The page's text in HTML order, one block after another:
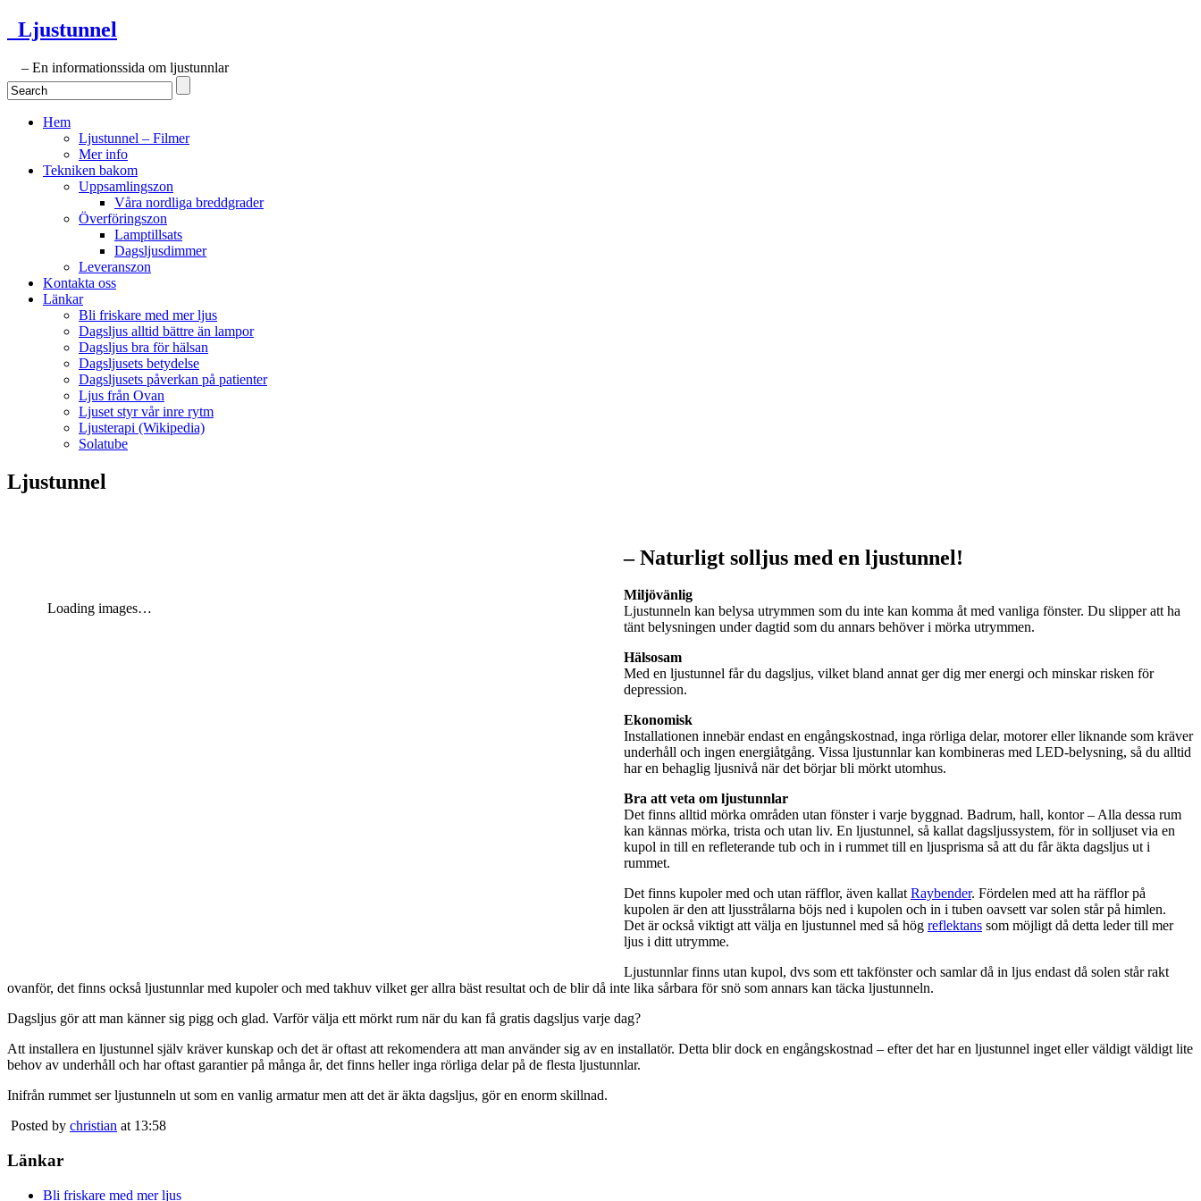
Ljustunnel
– En informationssida om ljustunnlar
Hem
Ljustunnel – Filmer
Mer info
Tekniken bakom
Uppsamlingszon
Våra nordliga breddgrader
Överföringszon
Lamptillsats
Dagsljusdimmer
Leveranszon
Kontakta oss
Länkar
Bli friskare med mer ljus
Dagsljus alltid bättre än lampor
Dagsljus bra för hälsan
Dagsljusets betydelse
Dagsljusets påverkan på patienter
Ljus från Ovan
Ljuset styr vår inre rytm
Ljusterapi (Wikipedia)
Solatube
Ljustunnel
Loading images…
– Naturligt solljus med en ljustunnel!
Miljövänlig
Ljustunneln kan belysa utrymmen som du inte kan komma åt med vanliga fönster. Du slipper att ha
tänt belysningen under dagtid som du annars behöver i mörka utrymmen.
Hälsosam
Med en ljustunnel får du dagsljus, vilket bland annat ger dig mer energi och minskar risken för
depression.
Ekonomisk
Installationen innebär endast en engångskostnad, inga rörliga delar, motorer eller liknande som kräver
underhåll och ingen energiåtgång. Vissa ljustunnlar kan kombineras med LED-belysning, så du alltid
har en behaglig ljusnivå när det börjar bli mörkt utomhus.
Bra att veta om ljustunnlar
Det finns alltid mörka områden utan fönster i varje byggnad. Badrum, hall, kontor – Alla dessa rum
kan kännas mörka, trista och utan liv. En ljustunnel, så kallat dagsljussystem, för in solljuset via en
kupol in till en refleterande tub och in i rummet till en ljusprisma så att du får äkta dagsljus ut i
rummet.
Det finns kupoler med och utan räfflor, även kallatRaybender. Fördelen med att ha räfflor på
kupolen är den att ljusstrålarna böjs ned i kupolen och in i tuben oavsett var solen står på himlen.
Det är också viktigt att välja en ljustunnel med så hög reflektans som möjligt då detta leder till mer
ljus i ditt utrymme.
Ljustunnlar finns utan kupol, dvs som ett takfönster och samlar då in ljus endast då solen står rakt
ovanför, det finns också ljustunnlar med kupoler och med takhuv vilket ger allra bäst resultat och de blir då inte lika sårbara för snö som annars kan täcka ljustunneln.
Dagsljus gör att man känner sig pigg och glad. Varför välja ett mörkt rum när du kan få gratis dagsljus varje dag?
Att installera en ljustunnel själv kräver kunskap och det är oftast att rekomendera att man använder sig av en installatör. Detta blir dock en engångskostnad – efter det har en ljustunnel inget eller väldigt väldigt lite
behov av underhåll och har oftast garantier på många år, det finns heller inga rörliga delar på de flesta ljustunnlar.
Inifrån rummet ser ljustunneln ut som en vanlig armatur men att det är äkta dagsljus, gör en enorm skillnad.
Posted by christian at 13:58
Länkar
Bli friskare med mer ljus